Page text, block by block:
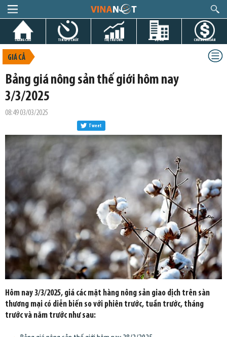
TRANG CHỦ TIN GIỜ CHÓT THỊ TRƯỜNG DỰ ÁN CHỨNG KHOÁN
GIÁ CẢ
Bảng giá nông sản thế giới hôm nay
3/3/2025
08:49 03/03/2025
Tweet
Hôm nay 3/3/2025, giá các mặt hàng nông sản giao dịch trên sàn
thương mại có diễn biến so với phiên trước, tuần trước, tháng
trước và năm trước như sau: